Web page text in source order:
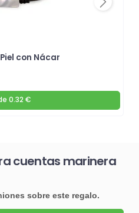
con Nácar
0.32 €
Next
cuentas marinera
sobre este regalo.